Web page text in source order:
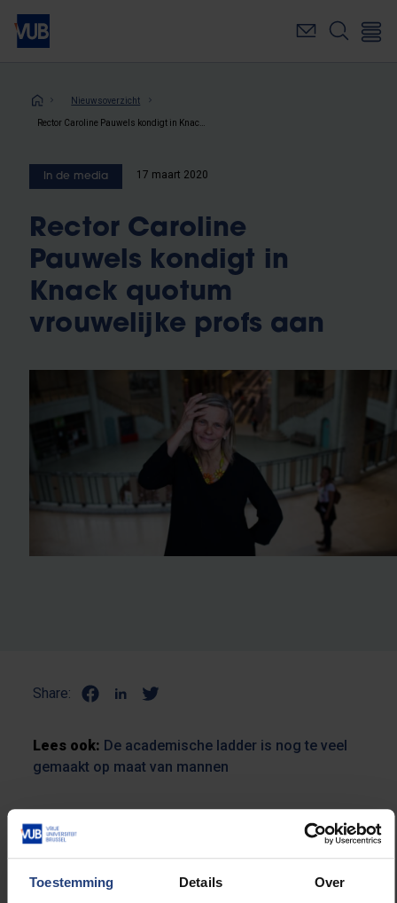
Toestemming Details Over
Overslaan
naar
inhoudKruimelpad
Nieuwsoverzicht
In de media 17 maart 2020
Rector Caroline
Pauwels kondigt in
Knack quotum
vrouwelijke profs aan
Share:
Lees ook: De academische ladder is nog te veel
gemaakt op maat van mannen